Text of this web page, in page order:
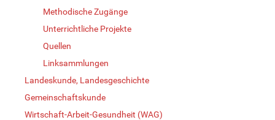
Methodische Zugänge
Unterrichtliche Projekte
Quellen
Linksammlungen
Landeskunde, Landesgeschichte
Gemeinschaftskunde
Wirtschaft-Arbeit-Gesundheit (WAG)